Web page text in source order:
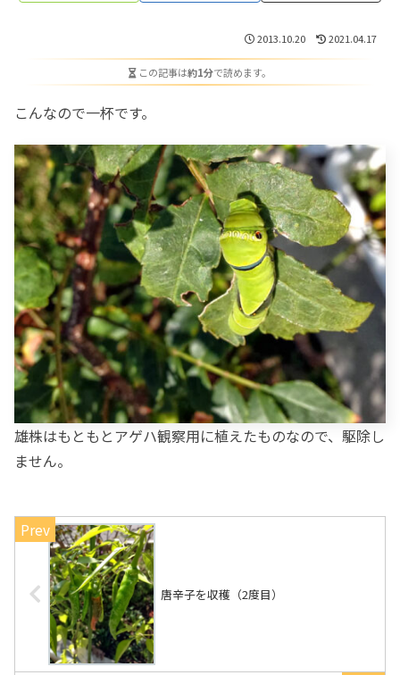
2013.10.20 2021.04.17
この記事は約1分で読めます。
こんなので一杯です。
雄株はもともとアゲハ観察用に植えたものなので、駆除し
ません。
唐辛子を収穫（2度目）